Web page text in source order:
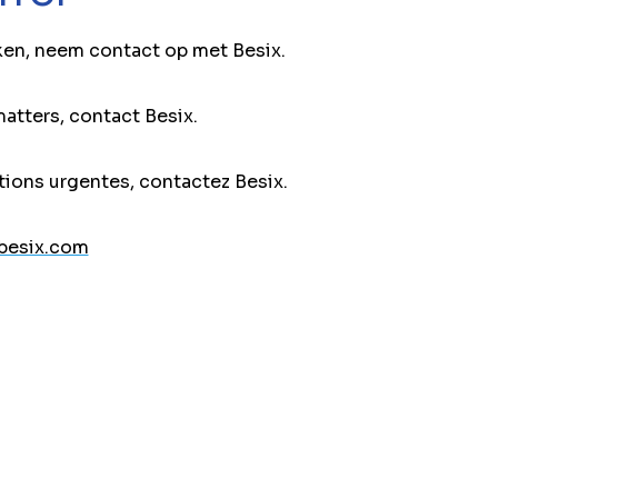
neem contact op met Besix.
contact Besix.
urgentes, contactez Besix.